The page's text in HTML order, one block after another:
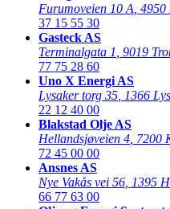
Furumoveien 10 A 4950
37 15 55 30
Gasteck AS
Terminalgata 1 9019
77 75 28 60
Uno X Energi AS
Lysaker torg 35 1366
22 12 40 00
Blakstad Olje AS
Hellandsjøveien 4 7200
72 45 00 00
Ansnes AS
Nye Vakås vei 56 1395
66 77 63 00